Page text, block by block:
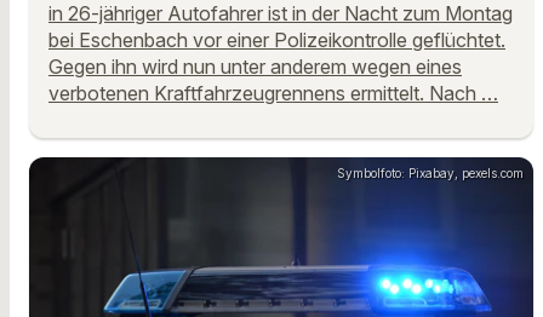
in 26-jähriger Autofahrer ist in der Nacht zum Montag
bei Eschenbach vor einer Polizeikontrolle geflüchtet.
Gegen ihn wird nun unter anderem wegen eines
verbotenen Kraftfahrzeugrennens ermittelt. Nach …
Symbolfoto: Pixabay, pexels.com